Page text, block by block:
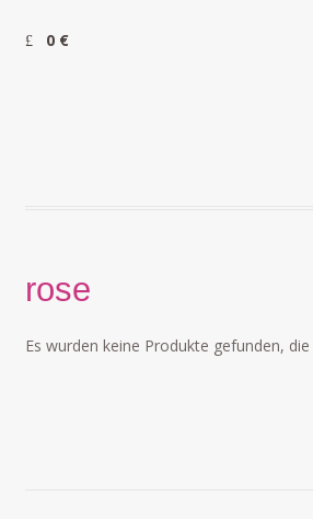
0 €
rose
Es wurden keine Produkte gefunden,